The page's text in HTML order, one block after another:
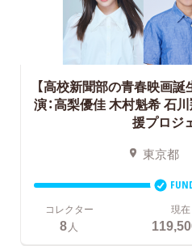
【高校新聞部の青春映画誕
演：高梨優佳 木村魁希 石
援プロジ
東京都
コレクター
8 人
現在